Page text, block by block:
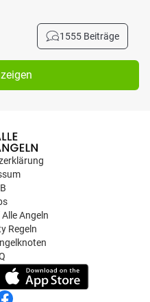
1555 Beiträge
Angeln
Regeln